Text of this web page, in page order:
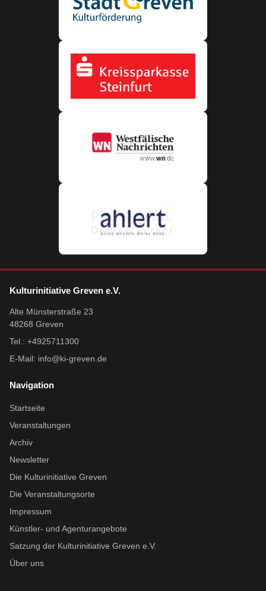
Kulturinitiative Greven e.V.
Alte Münsterstraße 23
48268 Greven
Tel.: +4925711300
E-Mail: info@ki-greven.de
Navigation
Startseite
Veranstaltungen
Archiv
Newsletter
Die Kulturinitiative Greven
Die Veranstaltungsorte
Impressum
Künstler- und Agenturangebote
Satzung der Kulturinitiative Greven e.V.
Über uns